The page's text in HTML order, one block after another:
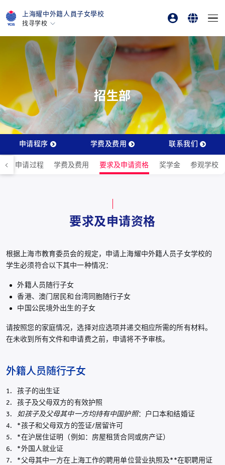
上海耀中外籍人員子女學校
找寻学校
香港
美国硅谷
北京
北京亦莊
重庆
青岛
所有耀中耀华学校
家长登录
学生登录
在线订购
English
简体中文
招生部
申请程序 学费及费用 联系我们
申请过程 学费及费用 要求及申请资格 奖学金 参观学校
要求及申请资格
根据上海市教育委员会的规定，申请上海耀中外籍人员子女学校的
学生必须符合以下其中一种情况：
外籍人员随行子女
香港、澳门居民和台湾同胞随行子女
中国公民境外出生的子女
请按照您的家庭情况，选择对应选项并递交相应所需的所有材料。
在未收到所有文件和申请费之前，申请将不予审核。
外籍人员随行子女
孩子的出生证
孩子及父母双方的有效护照
如孩子及父母其中一方均持有中国护照：户口本和结婚证
*孩子和父母双方的签证/居留许可
*在沪居住证明（例如：房屋租赁合同或房产证）
*外国人就业证
*父母其中一方在上海工作的聘用单位营业执照及**在职聘用证